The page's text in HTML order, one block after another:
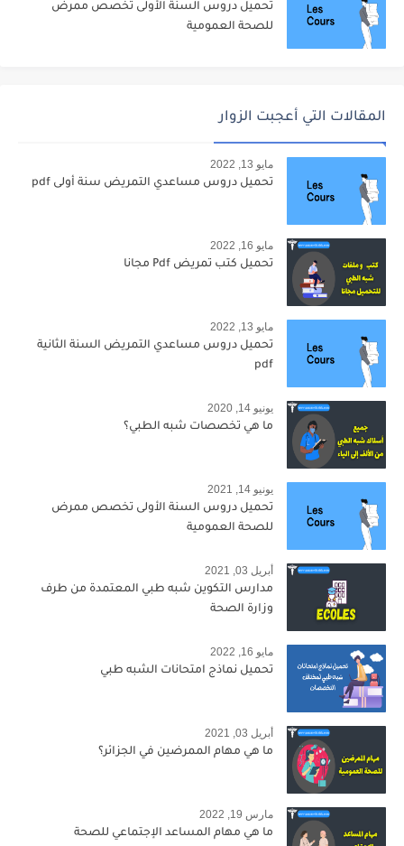
تحميل دروس السنة الأولى تخصص ممرض
للصحة العمومية
المقالات التي أعجبت الزوار
مايو 13, 2022
تحميل دروس مساعدي التمريض سنة أولى pdf
مايو 16, 2022
تحميل كتب تمريض Pdf مجانا
مايو 13, 2022
تحميل دروس مساعدي التمريض السنة الثانية
pdf
يونيو 14, 2020
ما هي تخصصات شبه الطبي؟
يونيو 14, 2021
تحميل دروس السنة الأولى تخصص ممرض
للصحة العمومية
أبريل 03, 2021
مدارس التكوين شبه طبي المعتمدة من طرف
وزارة الصحة
مايو 16, 2022
تحميل نماذج امتحانات الشبه طبي
أبريل 03, 2021
ما هي مهام الممرضين في الجزائر؟
مارس 19, 2022
ما هي مهام المساعد الإجتماعي للصحة